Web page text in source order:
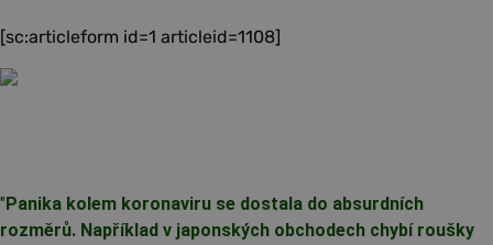
[sc:articleform id=1 articleid=1108]
" Panika kolem koronaviru se dostala do absurdních
rozměrů. Například v japonských obchodech chybí roušky